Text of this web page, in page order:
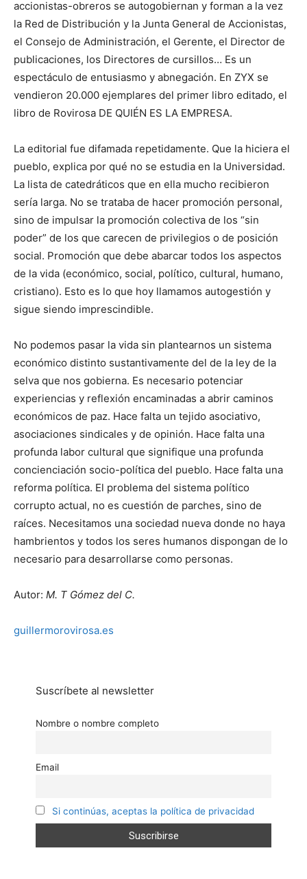
accionistas-obreros se autogobiernan y forman a la vez
la Red de Distribución y la Junta General de Accionistas,
el Consejo de Administración, el Gerente, el Director de
publicaciones, los Directores de cursillos… Es un
espectáculo de entusiasmo y abnegación. En ZYX se
vendieron 20.000 ejemplares del primer libro editado, el
libro de Rovirosa DE QUIÉN ES LA EMPRESA.
La editorial fue difamada repetidamente. Que la hiciera el
pueblo, explica por qué no se estudia en la Universidad.
La lista de catedráticos que en ella mucho recibieron
sería larga. No se trataba de hacer promoción personal,
sino de impulsar la promoción colectiva de los “sin
poder” de los que carecen de privilegios o de posición
social. Promoción que debe abarcar todos los aspectos
de la vida (económico, social, político, cultural, humano,
cristiano). Esto es lo que hoy llamamos autogestión y
sigue siendo imprescindible.
No podemos pasar la vida sin plantearnos un sistema
económico distinto sustantivamente del de la ley de la
selva que nos gobierna. Es necesario potenciar
experiencias y reflexión encaminadas a abrir caminos
económicos de paz. Hace falta un tejido asociativo,
asociaciones sindicales y de opinión. Hace falta una
profunda labor cultural que signifique una profunda
concienciación socio-política del pueblo. Hace falta una
reforma política. El problema del sistema político
corrupto actual, no es cuestión de parches, sino de
raíces. Necesitamos una sociedad nueva donde no haya
hambrientos y todos los seres humanos dispongan de lo
necesario para desarrollarse como personas.
Autor: M. T Gómez del C.
guillermorovirosa.es
Suscríbete al newsletter
Nombre o nombre completo
Email
Si continúas, aceptas la política de privacidad